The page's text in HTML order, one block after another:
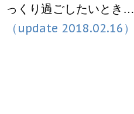
っくり過ごしたいとき…
（update 2018.02.16）